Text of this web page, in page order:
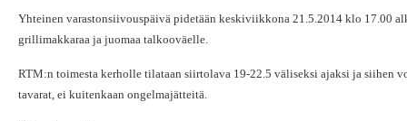
Yhteinen varastonsiivouspäivä pidetään keskiviikkona 21.5.2014 klo 17.00
grillimakkaraa ja juomaa talkooväelle.
RTM:n toimesta kerholle tilataan siirtolava 19-22.5 väliseksi ajaksi ja siihen
tavarat, ei kuitenkaan ongelmajätteitä.